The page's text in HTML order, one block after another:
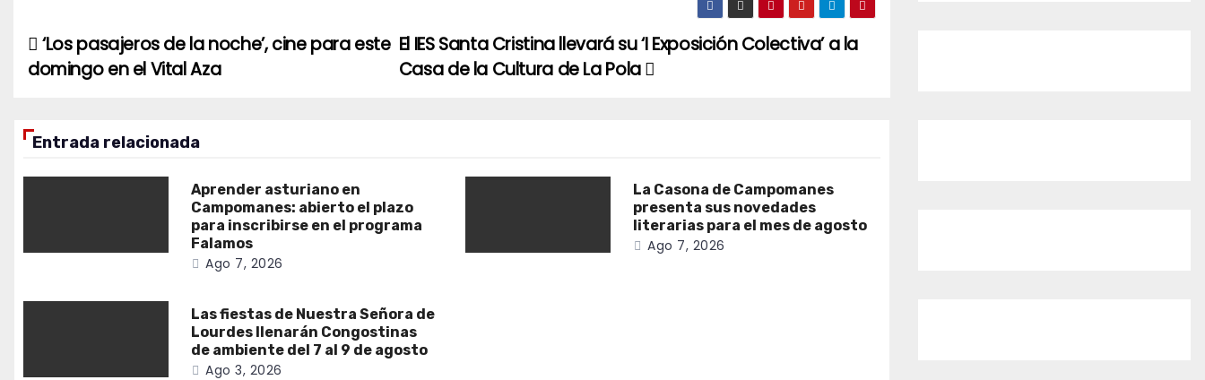
Navegación
de
entradas
El IES Santa Cristina llevará su ‘I Exposición Colectiva’ a la
Casa de la Cultura de La Pola
‘Los pasajeros de la noche’, cine para este
domingo en el Vital Aza
Entrada relacionada
Aprender asturiano en
Campomanes: abierto el plazo
para inscribirse en el programa
Falamos
Ago 7, 2026
La Casona de Campomanes
presenta sus novedades
literarias para el mes de agosto
Ago 7, 2026
Las fiestas de Nuestra Señora de
Lourdes llenarán Congostinas
de ambiente del 7 al 9 de agosto
Ago 3, 2026